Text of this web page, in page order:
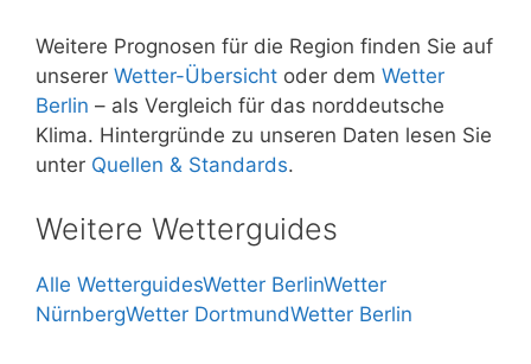
Weitere Prognosen für die Region finden Sie auf
unserer Wetter-Übersicht oder dem Wetter
Berlin – als Vergleich für das norddeutsche
Klima. Hintergründe zu unseren Daten lesen Sie
unter Quellen & Standards.
Weitere Wetterguides
Alle WetterguidesWetter BerlinWetter
NürnbergWetter DortmundWetter Berlin